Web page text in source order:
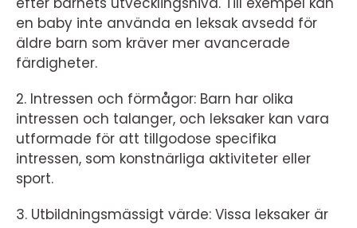
en baby inte använda en leksak avsedd för
äldre barn som kräver mer avancerade
färdigheter.
2. Intressen och förmågor: Barn har olika
intressen och talanger, och leksaker kan vara
utformade för att tillgodose specifika
intressen, som konstnärliga aktiviteter eller
sport.
3. Utbildningsmässigt värde: Vissa leksaker är